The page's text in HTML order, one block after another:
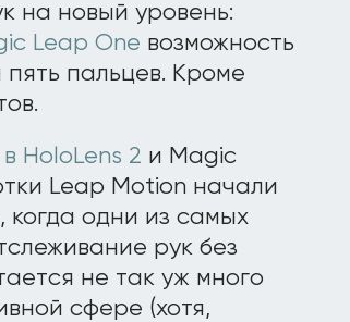
на новый уровень:
Leap One возможность
пальцев. Кроме
HoloLens 2 и Magic
Leap Motion начали
когда одни из самых
рук без
не так уж много
сфере (хотя,